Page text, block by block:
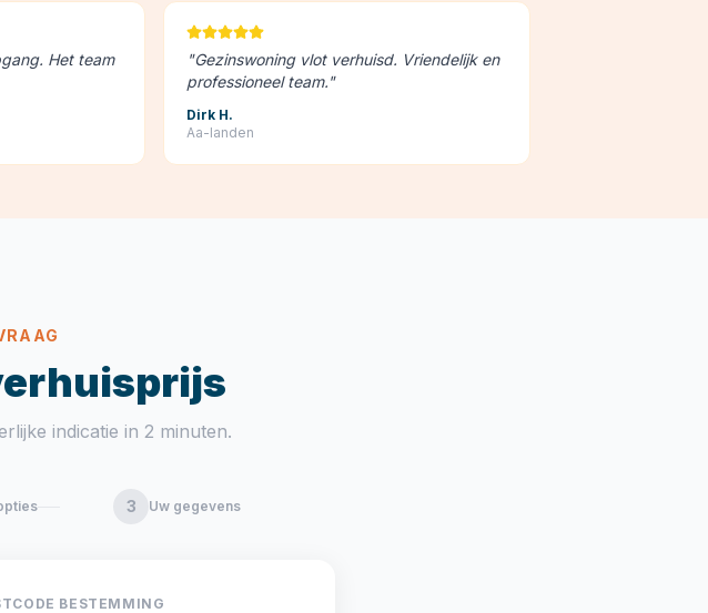
Het team
"Gezinswoning vlot verhuisd. Vriendelijk en
professioneel team."
Dirk H.
Aa-landen
indicatie in 2 minuten.
3 Uw gegevens
BESTEMMING